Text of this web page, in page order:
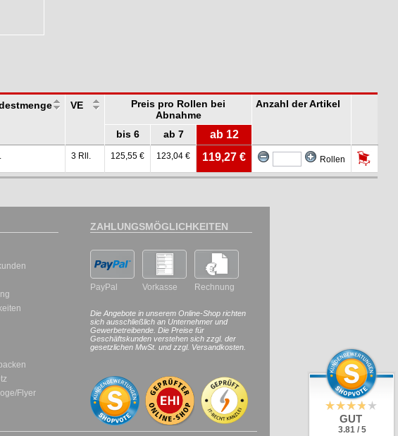
VE
Preis pro Rollen bei
Abnahme
Anzahl der Artikel
bis 6 ab 7 ab 12
3 Rll. 125,55 € 123,04 € 119,27 € Rollen
Flyer
ZAHLUNGSMÖGLICHKEITEN
PayPal Vorkasse Rechnung
Die Angebote in unserem Online-Shop richten
sich ausschließlich an Unternehmer und
Gewerbetreibende. Die Preise für
Geschäftskunden verstehen sich zzgl. der
gesetzlichen MwSt. und zzgl. Versandkosten.
GUT
3.81 / 5